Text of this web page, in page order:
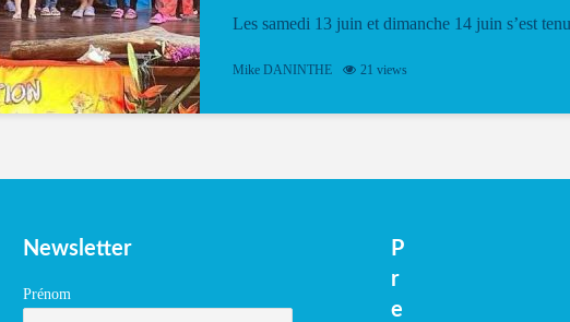
Les samedi 13 juin et dimanche 14 juin s’est tenu
vibrant à Pierrot Narouman, organisé par
spectacle de fin d’année, présenté à la salle...
Mike DANINTHE 21 views
Newsletter
Prénom
P
r
e